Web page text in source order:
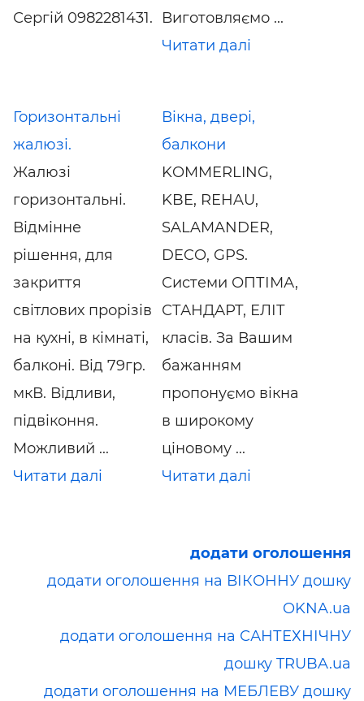
Сергій 0982281431.
Виготовляємо ...
Читати далі
Горизонтальні
жалюзі.
Жалюзі
горизонтальні.
Відмінне
рішення, для
закриття
світлових прорізів
на кухні, в кімнаті,
балконі. Від 79гр.
мкВ. Відливи,
підвіконня.
Можливий ...
Читати далі
Вікна, двері,
балкони
KOMMERLING,
KBE, REHAU,
SALAMANDER,
DECO, GPS.
Системи ОПТІМА,
СТАНДАРТ, ЕЛІТ
класів. За Вашим
бажанням
пропонуємо вікна
в широкому
ціновому ...
Читати далі
додати оголошення
додати оголошення на ВІКОННУ дошку
OKNA.ua
додати оголошення на САНТЕХНІЧНУ
дошку TRUBA.ua
додати оголошення на МЕБЛЕВУ дошку